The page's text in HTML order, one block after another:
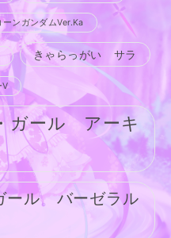
ーンガンダムVer.Ka
きゃらっがい サラ
V
ガール アーキ
ール バーゼラル